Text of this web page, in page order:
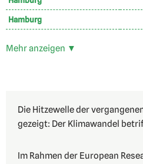
Die Hitzewelle der
gezeigt: Der Klimawandel
Im Rahmen der European
Hamburg
Mehr anzeigen ▼